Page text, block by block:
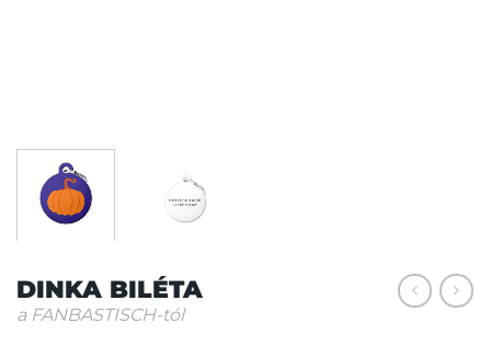
DINKA BILÉTA
a FANBASTISCH-tól